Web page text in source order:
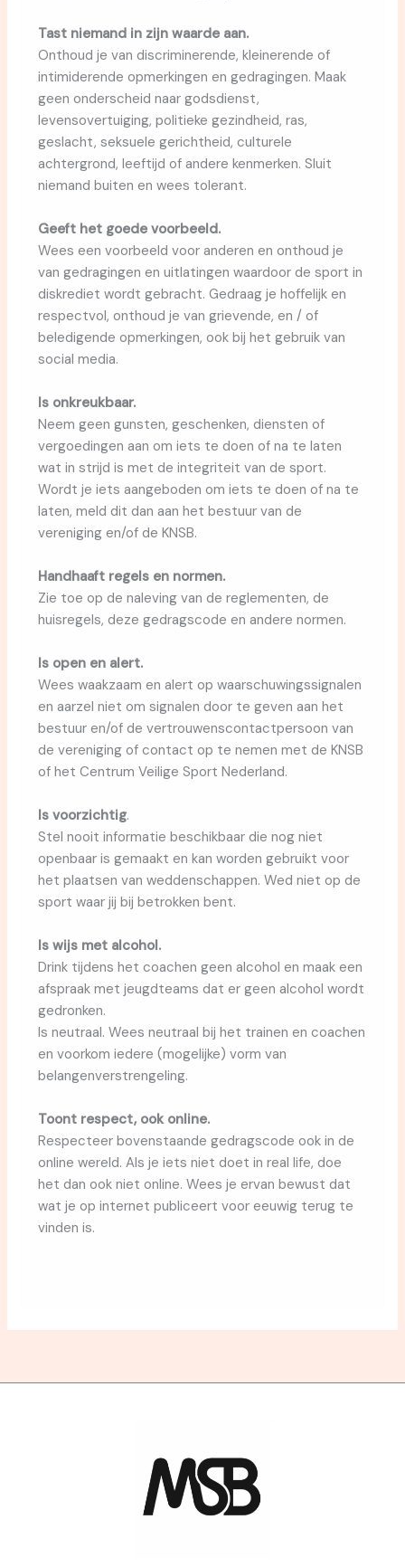
Tast niemand in zijn waarde aan.
Onthoud je van discriminerende, kleinerende of
intimiderende opmerkingen en gedragingen. Maak
geen onderscheid naar godsdienst,
levensovertuiging, politieke gezindheid, ras,
geslacht, seksuele gerichtheid, culturele
achtergrond, leeftijd of andere kenmerken. Sluit
niemand buiten en wees tolerant.
Geeft het goede voorbeeld.
Wees een voorbeeld voor anderen en onthoud je
van gedragingen en uitlatingen waardoor de sport in
diskrediet wordt gebracht. Gedraag je hoffelijk en
respectvol, onthoud je van grievende, en / of
beledigende opmerkingen, ook bij het gebruik van
social media.
Is onkreukbaar.
Neem geen gunsten, geschenken, diensten of
vergoedingen aan om iets te doen of na te laten
wat in strijd is met de integriteit van de sport.
Wordt je iets aangeboden om iets te doen of na te
laten, meld dit dan aan het bestuur van de
vereniging en/of de KNSB.
Handhaaft regels en normen.
Zie toe op de naleving van de reglementen, de
huisregels, deze gedragscode en andere normen.
Is open en alert.
Wees waakzaam en alert op waarschuwingssignalen
en aarzel niet om signalen door te geven aan het
bestuur en/of de vertrouwenscontactpersoon van
de vereniging of contact op te nemen met de KNSB
of het Centrum Veilige Sport Nederland.
Is voorzichtig.
Stel nooit informatie beschikbaar die nog niet
openbaar is gemaakt en kan worden gebruikt voor
het plaatsen van weddenschappen. Wed niet op de
sport waar jij bij betrokken bent.
Is wijs met alcohol.
Drink tijdens het coachen geen alcohol en maak een
afspraak met jeugdteams dat er geen alcohol wordt
gedronken.
Is neutraal. Wees neutraal bij het trainen en coachen
en voorkom iedere (mogelijke) vorm van
belangenverstrengeling.
Toont respect, ook online.
Respecteer bovenstaande gedragscode ook in de
online wereld. Als je iets niet doet in real life, doe
het dan ook niet online. Wees je ervan bewust dat
wat je op internet publiceert voor eeuwig terug te
vinden is.